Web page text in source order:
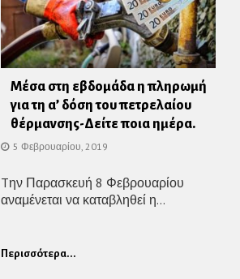
Μέσα στη εβδομάδα η πληρωμή
για τη α’ δόση του πετρελαίου
θέρμανσης-Δείτε ποια ημέρα.
5 Φεβρουαρίου, 2019
Tην Παρασκευή 8 Φεβρουαρίου
αναμένεται να καταβληθεί η...
Περισσότερα...